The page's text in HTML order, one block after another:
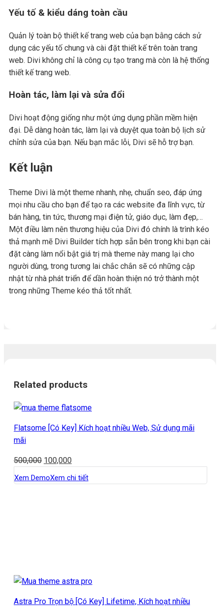
Yếu tố & kiểu dáng toàn cầu
Quản lý toàn bộ thiết kế trang web của bạn bằng cách sử
dụng các yếu tố chung và cài đặt thiết kế trên toàn trang
web. Divi không chỉ là công cụ tạo trang mà còn là hệ thống
thiết kế trang web.
Hoàn tác, làm lại và sửa đổi
Divi hoạt động giống như một ứng dụng phần mềm hiện
đại. Dễ dàng hoàn tác, làm lại và duyệt qua toàn bộ lịch sử
chỉnh sửa của bạn. Nếu bạn mắc lỗi, Divi sẽ hỗ trợ bạn.
Kết luận
Theme Divi là một theme nhanh, nhẹ, chuẩn seo, đáp ứng
mọi nhu cầu cho bạn để tạo ra các website đa lĩnh vực, từ
bán hàng, tin tức, thương mại điện tử, giáo dục, làm đẹp,…
Một điều làm nên thương hiệu của Divi đó chính là trình kéo
thả mạnh mẽ Divi Builder tích hợp sẵn bên trong khi bạn cài
đặt càng làm nổi bật giá trị mà theme này mang lại cho
người dùng, trong tương lai chắc chắn sẽ có những cập
nhật từ nhà phát triển để dần hoàn thiện nó trở thành một
trong những Theme kéo thả tốt nhất.
Related products
Flatsome [Có Key] Kích hoạt nhiều Web, Sử dụng mãi
mãi
500,000 100,000
Xem DemoXem chi tiết
Astra Pro Trọn bộ [Có Key] Lifetime, Kích hoạt nhiều